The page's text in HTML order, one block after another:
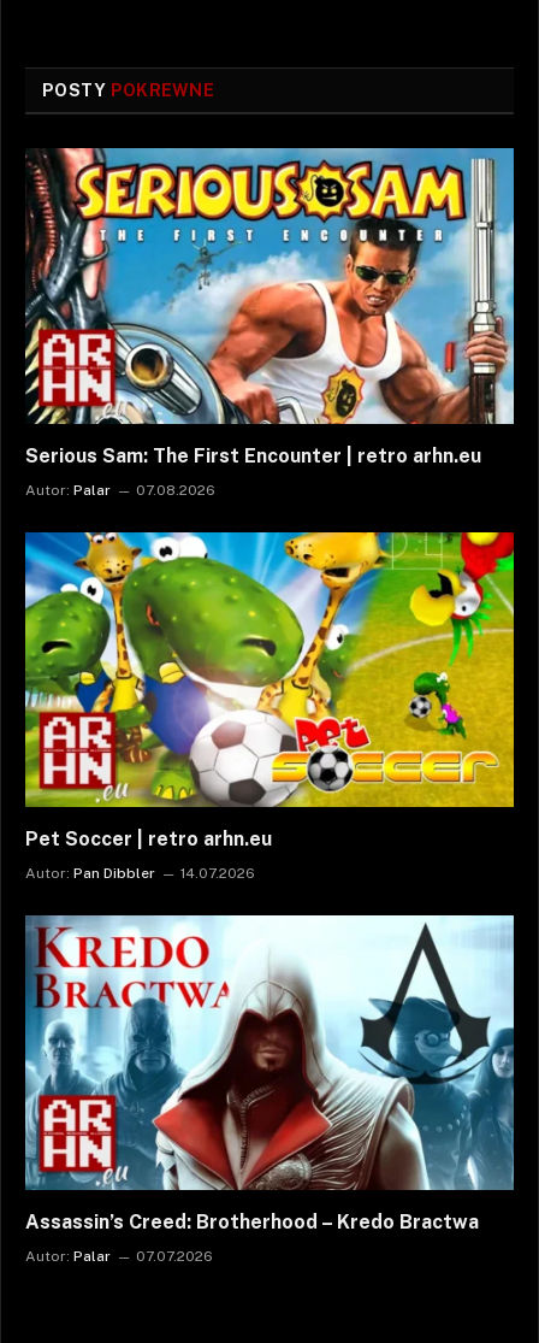
POSTY POKREWNE
Serious Sam: The First Encounter | retro arhn.eu
Autor: Palar 07.08.2026
Pet Soccer | retro arhn.eu
Autor: Pan Dibbler 14.07.2026
Assassin’s Creed: Brotherhood – Kredo Bractwa
Autor: Palar 07.07.2026